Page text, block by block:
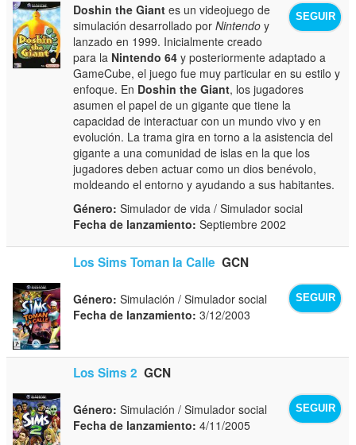
SEGUIR
Doshin the Giant es un videojuego de
simulación desarrollado porNintendo y
lanzado en 1999. Inicialmente creado
para la Nintendo 64 y posteriormente adaptado a
GameCube, el juego fue muy particular en su estilo y
enfoque. En Doshin the Giant, los jugadores
asumen el papel de un gigante que tiene la
capacidad de interactuar con un mundo vivo y en
evolución. La trama gira en torno a la asistencia del
gigante a una comunidad de islas en la que los
jugadores deben actuar como un dios benévolo,
moldeando el entorno y ayudando a sus habitantes.
Género: Simulador de vida / Simulador social
Fecha de lanzamiento: Septiembre 2002
Los Sims Toman la Calle GCN
SEGUIR
Género: Simulación / Simulador social
Fecha de lanzamiento: 3/12/2003
Los Sims 2 GCN
SEGUIR
Género: Simulación / Simulador social
Fecha de lanzamiento: 4/11/2005